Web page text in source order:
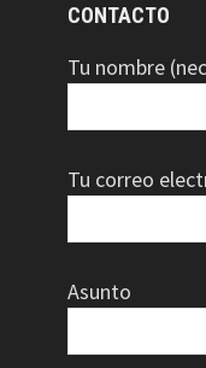
CONTACTO
Tu nombre
Tu correo
Asunto